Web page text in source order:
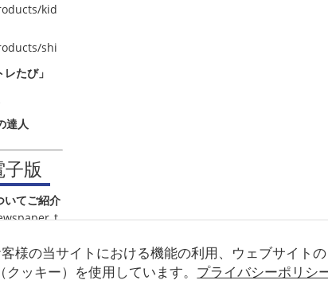
様の当サイトにおける機能の利用、ウェブサイト
ッキー）を使用しています。 プライバシーポリシ
kid
shi
たび」
達人
版
いてご紹介